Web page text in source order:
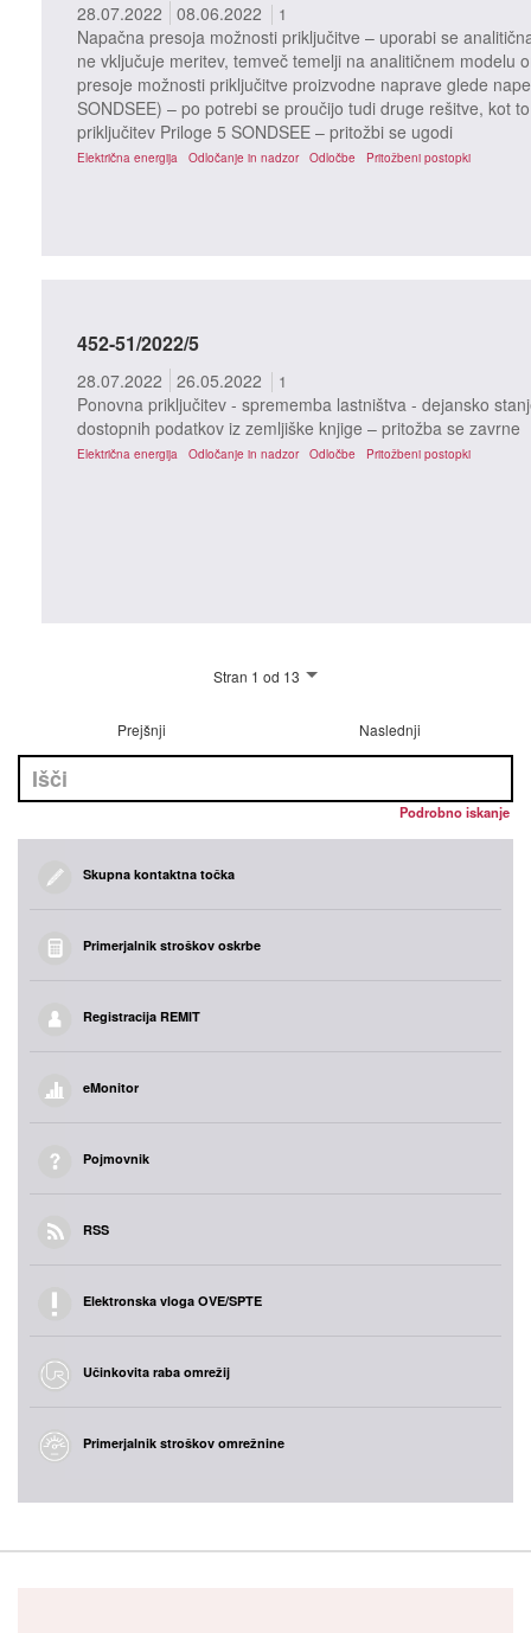
28.07.2022 08.06.2022 1
Napačna presoja možnosti priključitve – uporabi se
ne vključuje meritev, temveč temelji na analitičnem modelu
presoje možnosti priključitve proizvodne naprave glede
SONDSEE) – po potrebi se proučijo tudi druge rešitve, kot
priključitev Priloge 5 SONDSEE – pritožbi se ugodi
Električna energija Odločanje in nadzor Odločbe Pritožbeni postopki
452-51/2022/5
28.07.2022 26.05.2022 1
Ponovna priključitev - sprememba lastništva - dejansko
dostopnih podatkov iz zemljiške knjige – pritožba se zavrne
Električna energija Odločanje in nadzor Odločbe Pritožbeni postopki
Stran 1 od 13
Prejšnji Naslednji
Podrobno iskanje
Skupna kontaktna točka
Primerjalnik stroškov oskrbe
Registracija REMIT
eMonitor
Pojmovnik
RSS
Elektronska vloga OVE/SPTE
Učinkovita raba omrežij
Primerjalnik stroškov omrežnine